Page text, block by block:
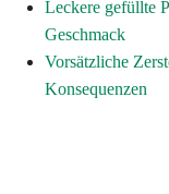
Leckere gefüllte
Geschmack
Vorsätzliche
Konsequenzen